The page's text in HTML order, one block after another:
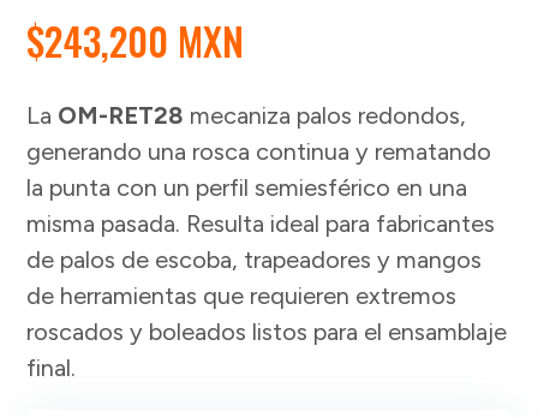
$243,200 MXN
La OM-RET28 mecaniza palos redondos,
generando una rosca continua y rematando
la punta con un perfil semiesférico en una
misma pasada. Resulta ideal para fabricantes
de palos de escoba, trapeadores y mangos
de herramientas que requieren extremos
roscados y boleados listos para el ensamblaje
final.